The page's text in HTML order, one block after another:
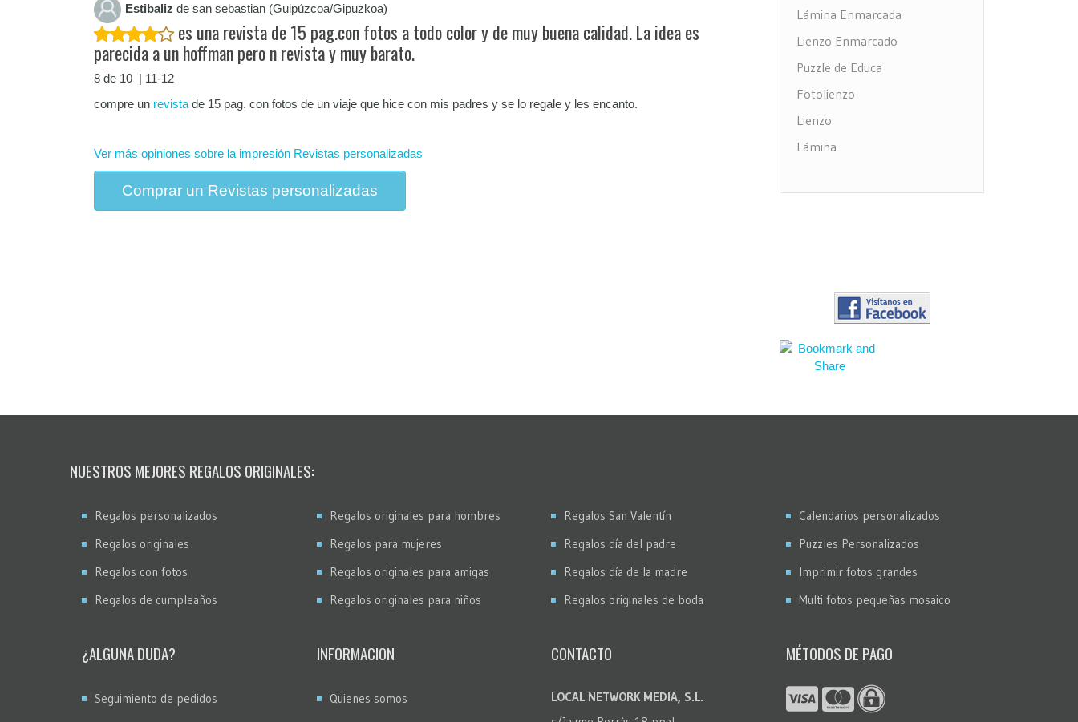
Estibaliz de san sebastian (Guipúzcoa/Gipuzkoa)
es una revista de 15 pag.con fotos a todo color y de muy buena calidad. La idea es
parecida a un hoffman pero n revista y muy barato.
8 de 10 | 11-12
compre un revista de 15 pag. con fotos de un viaje que hice con mis padres y se lo regale y les encanto.
Ver más opiniones sobre la impresión Revistas personalizadas
Comprar un Revistas personalizadas
Lámina Enmarcada
Lienzo Enmarcado
Puzzle de Educa
Fotolienzo
Lienzo
Lámina
NUESTROS MEJORES REGALOS ORIGINALES:
Regalos personalizados
Regalos originales
Regalos con fotos
Regalos de cumpleaños
Regalos originales para hombres
Regalos para mujeres
Regalos originales para amigas
Regalos originales para niños
Regalos San Valentín
Regalos día del padre
Regalos día de la madre
Regalos originales de boda
Calendarios personalizados
Puzzles Personalizados
Imprimir fotos grandes
Multi fotos pequeñas mosaico
¿ALGUNA DUDA?
Seguimiento de pedidos
INFORMACION
Quienes somos
CONTACTO
LOCAL NETWORK MEDIA, S.L.
MÉTODOS DE PAGO